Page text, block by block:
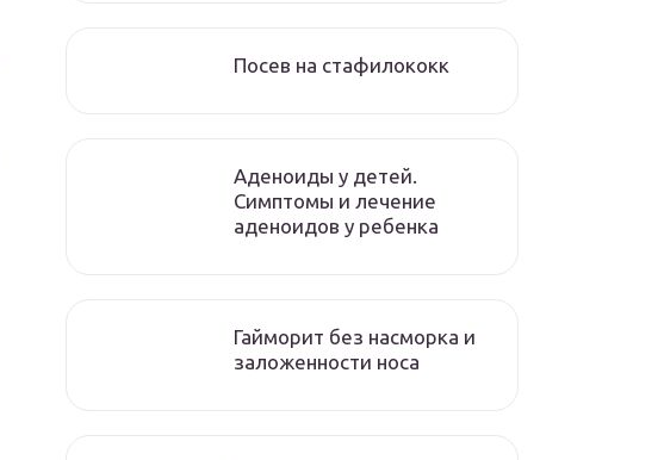
Посев на стафилококк
Аденоиды у детей.
Симптомы и лечение
аденоидов у ребенка
Гайморит без насморка и
заложенности носа